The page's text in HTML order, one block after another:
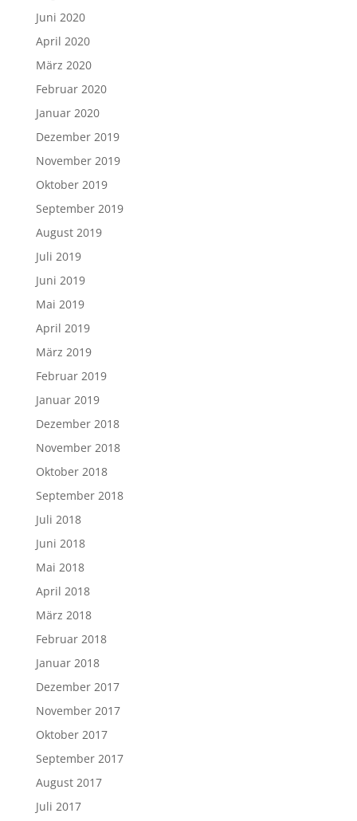
Juni 2020
April 2020
März 2020
Februar 2020
Januar 2020
Dezember 2019
November 2019
Oktober 2019
September 2019
August 2019
Juli 2019
Juni 2019
Mai 2019
April 2019
März 2019
Februar 2019
Januar 2019
Dezember 2018
November 2018
Oktober 2018
September 2018
Juli 2018
Juni 2018
Mai 2018
April 2018
März 2018
Februar 2018
Januar 2018
Dezember 2017
November 2017
Oktober 2017
September 2017
August 2017
Juli 2017